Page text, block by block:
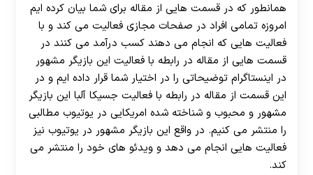
همانطور که در قسمت هایی از مقاله برای شما بیان کرده ایم
امروزه تمامی افراد در صفحات مجازی فعالیت می ‌کند و با
فعالیت ‌هایی که انجام می ‌دهند کسب درآمد می ‌کنند در
قسمت هایی از مقاله در رابطه با فعالیت این بازیگر مشهور
در اینستاگرام توضیحاتی را در اختیار شما قرار داده ایم و در
این قسمت از مقاله در رابطه با فعالیت جسیکا آلبا این بازیگر
مشهور و محبوب و شناخته شده امریکایی در یوتیوب مطالبی
را منتشر می ‌کنیم. در واقع این بازیگر مشهور در یوتیوب نیز
فعالیت‌ هایی انجام می‌ دهد و ویدئو های خود را منتشر می
کند.